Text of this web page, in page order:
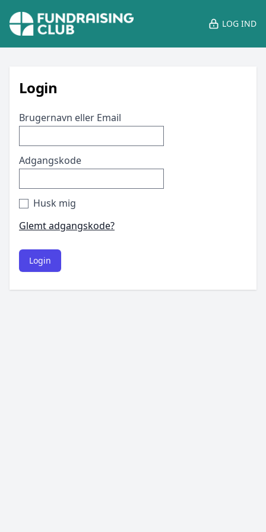
LOG IND
Login
Brugernavn eller Email
Adgangskode
Husk mig
Glemt adgangskode?